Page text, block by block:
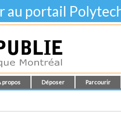
au portail
propos Déposer Parcourir